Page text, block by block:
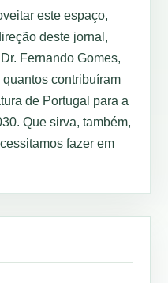
este espaço,
deste jornal,
Fernando Gomes,
contribuíram
de Portugal para a
Que sirva, também,
fazer em